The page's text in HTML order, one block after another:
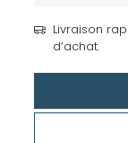
Livraison
d’achat.